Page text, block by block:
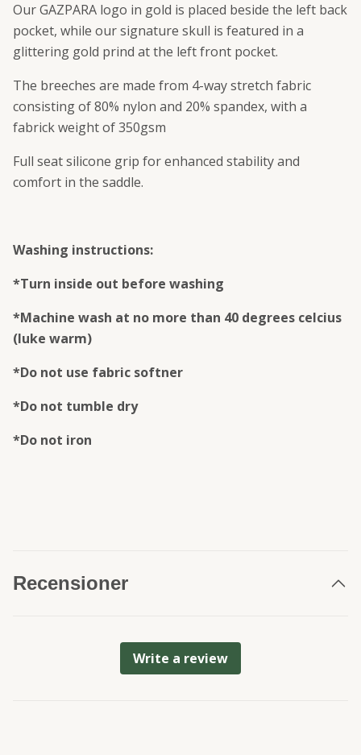
Our GAZPARA logo in gold is placed beside the left back
pocket, while our signature skull is featured in a
glittering gold prind at the left front pocket.
The breeches are made from 4-way stretch fabric
consisting of 80% nylon and 20% spandex, with a
fabrick weight of 350gsm
Full seat silicone grip for enhanced stability and
comfort in the saddle.
Washing instructions:
*Turn inside out before washing
*Machine wash at no more than 40 degrees celcius
(luke warm)
*Do not use fabric softner
*Do not tumble dry
*Do not iron
Recensioner
Write a review